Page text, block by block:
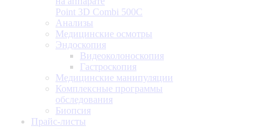
Point 3D Combi 500C
Анализы
Медицинские осмотры
Эндоскопия
Видеоколоноскопия
Гастроскопия
Медицинские манипуляции
Комплексные программы
обследования
Биопсия
Прайс-листы